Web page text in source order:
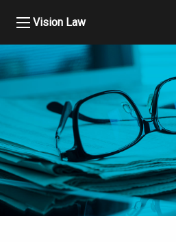
Vision Law